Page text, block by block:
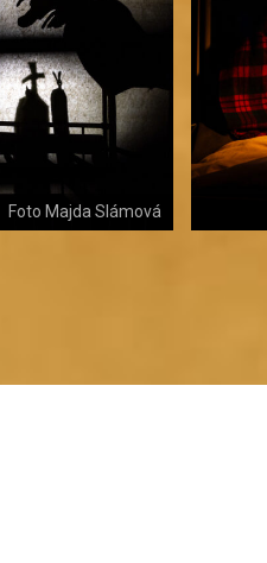
Foto Majda Slámová